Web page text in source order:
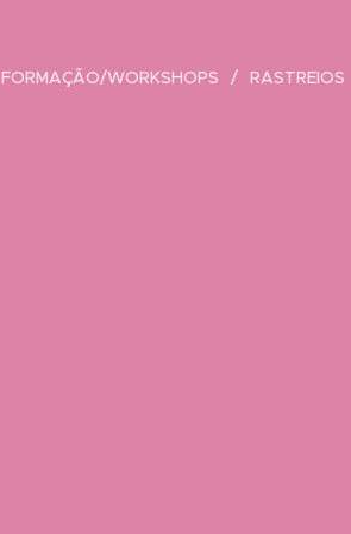
FORMAÇÃO/WORKSHOPS RASTREIOS